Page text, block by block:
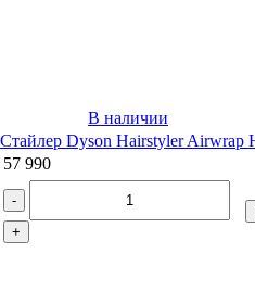
В наличии
Стайлер Dyson Hairstyler Airwrap
57 990
-
+